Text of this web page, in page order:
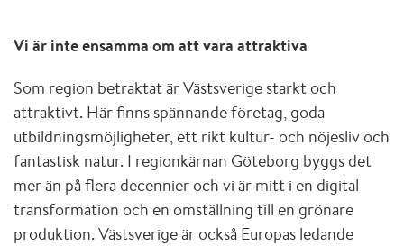
Vi är inte ensamma om att vara attraktiva
Som region betraktat är Västsverige starkt och
attraktivt. Här finns spännande företag, goda
utbildningsmöjligheter, ett rikt kultur- och nöjesliv och
fantastisk natur. I regionkärnan Göteborg byggs det
mer än på flera decennier och vi är mitt i en digital
transformation och en omställning till en grönare
produktion. Västsverige är också Europas ledande